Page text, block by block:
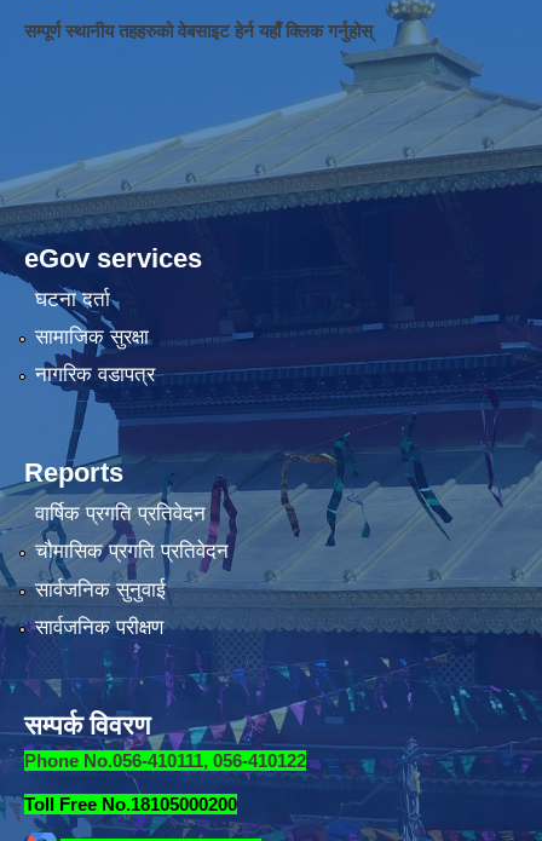
सम्पूर्ण स्थानीय तहहरुको वेबसाइट हेर्न यहाँ क्लिक गर्नुहोस्
eGov services
घटना दर्ता
सामाजिक सुरक्षा
नागरिक वडापत्र
Reports
वार्षिक प्रगति प्रतिवेदन
चौमासिक प्रगति प्रतिवेदन
सार्वजनिक सुनुवाई
सार्वजनिक परीक्षण
सम्पर्क विवरण
Phone No.056-410111, 056-410122
Toll Free No.18105000200